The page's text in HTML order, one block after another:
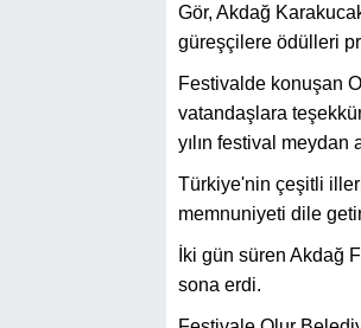
Gör, Akdağ
güreşçilere ödülleri
Festivalde konuşan
vatandaşlara
yılın festival meydan
Türkiye'nin çeşitli
memnuniyeti dile
İki gün süren Akdağ
sona erdi.